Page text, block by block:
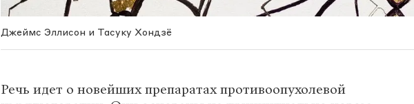
Джеймс Эллисон и Тасуку Хондзё
Речь идет о новейших препаратах противоопухолевой